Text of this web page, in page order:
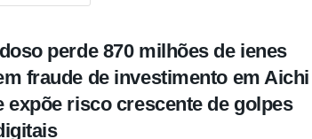
perde 870 milhões de ienes
fraude de investimento em Aichi
expõe risco crescente de golpes